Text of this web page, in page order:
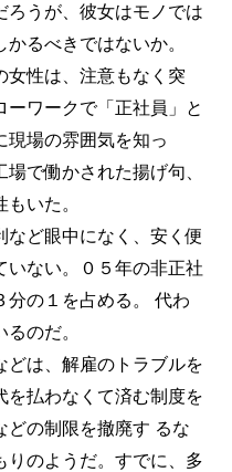
ろうが、彼女はモノでは
るべきではないか。
性は、注意もなく突
ワークで「正社員」と
現場の雰囲気を知っ
で働かされた揚げ句、
いた。
ど眼中になく、安く便
いない。０５年の非正社
分の１を占める。 代わ
のだ。
は、解雇のトラブルを
を払わなくて済む制度を
どの制限を撤廃す るな
りのようだ。すでに、多